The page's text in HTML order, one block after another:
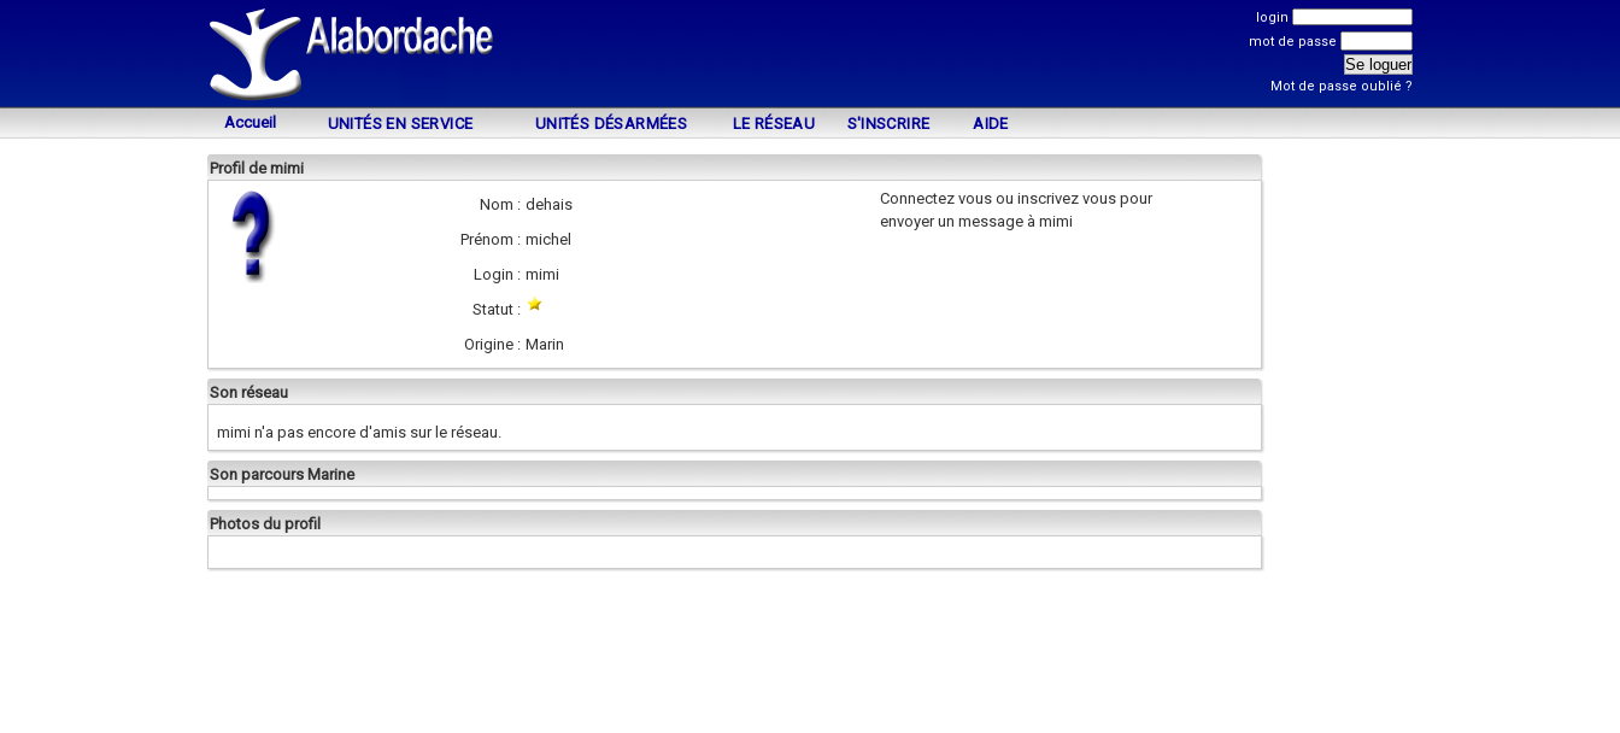
login
mot de passe
Mot de passe oublié ?
Accueil UNITÉS EN SERVICE UNITÉS DÉSARMÉES LE RÉSEAU S'INSCRIRE AIDE
Profil de mimi
Nom : dehais
Prénom : michel
Login : mimi
Statut :
Origine : Marin
Connectez vous ou inscrivez vous pour
envoyer un message à mimi
Son réseau
mimi n'a pas encore d'amis sur le réseau.
Son parcours Marine
Photos du profil